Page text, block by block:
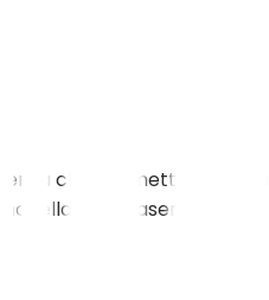
che permette di
laser.